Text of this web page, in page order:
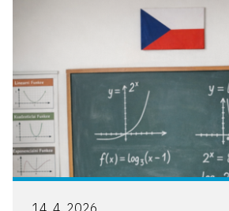
14. 4. 2026